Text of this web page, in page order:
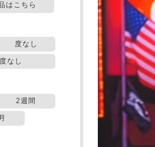
はこちら
度なし
なし
2週間